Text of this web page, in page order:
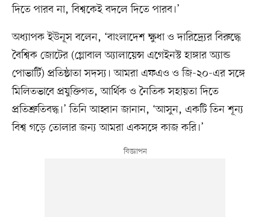
দিতে পারব না, বিশ্বকেই বদলে দিতে পারব।’
অধ্যাপক ইউনূস বলেন, ‘বাংলাদেশ ক্ষুধা ও দারিদ্র্যের বিরুদ্ধে
বৈশ্বিক জোটের (গ্লোবাল অ্যালায়েন্স এগেইনস্ট হাঙ্গার অ্যান্ড
পোভার্টি) প্রতিষ্ঠাতা সদস্য। আমরা এফএও ও জি-২০-এর সঙ্গে
মিলিতভাবে প্রযুক্তিগত, আর্থিক ও নৈতিক সহায়তা দিতে
প্রতিশ্রুতিবদ্ধ।’ তিনি আহ্বান জানান, ‘আসুন, একটি তিন শূন্য
বিশ্ব গড়ে তোলার জন্য আমরা একসঙ্গে কাজ করি।’